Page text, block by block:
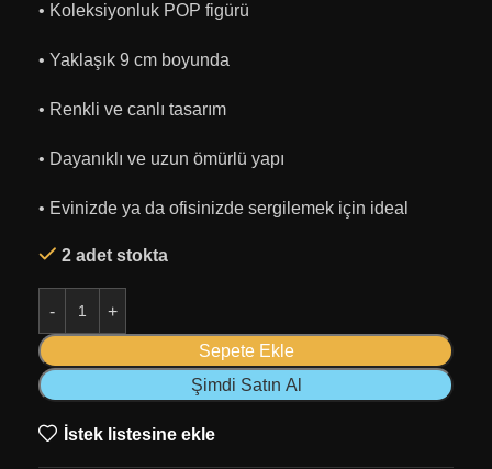
• Koleksiyonluk POP figürü
• Yaklaşık 9 cm boyunda
• Renkli ve canlı tasarım
• Dayanıklı ve uzun ömürlü yapı
• Evinizde ya da ofisinizde sergilemek için ideal
2 adet stokta
Sepete Ekle
Şimdi Satın Al
İstek listesine ekle